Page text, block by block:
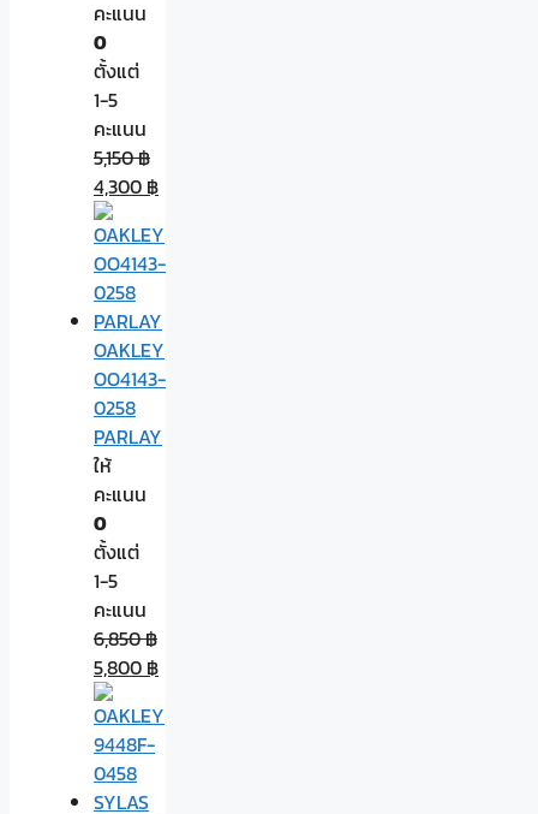
คะแนน
0
ตั้งแต่
1-5
คะแนน
5,150฿
4,300 ฿
OAKLEY
OO4143-
0258
PARLAY
ให้
คะแนน
0
ตั้งแต่
1-5
คะแนน
6,850฿
5,800 ฿